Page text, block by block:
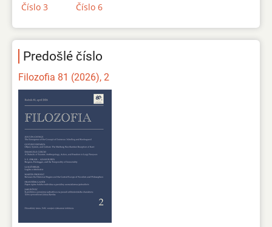
Číslo 3
Číslo 6
Predošlé číslo
Filozofia 81 (2026), 2